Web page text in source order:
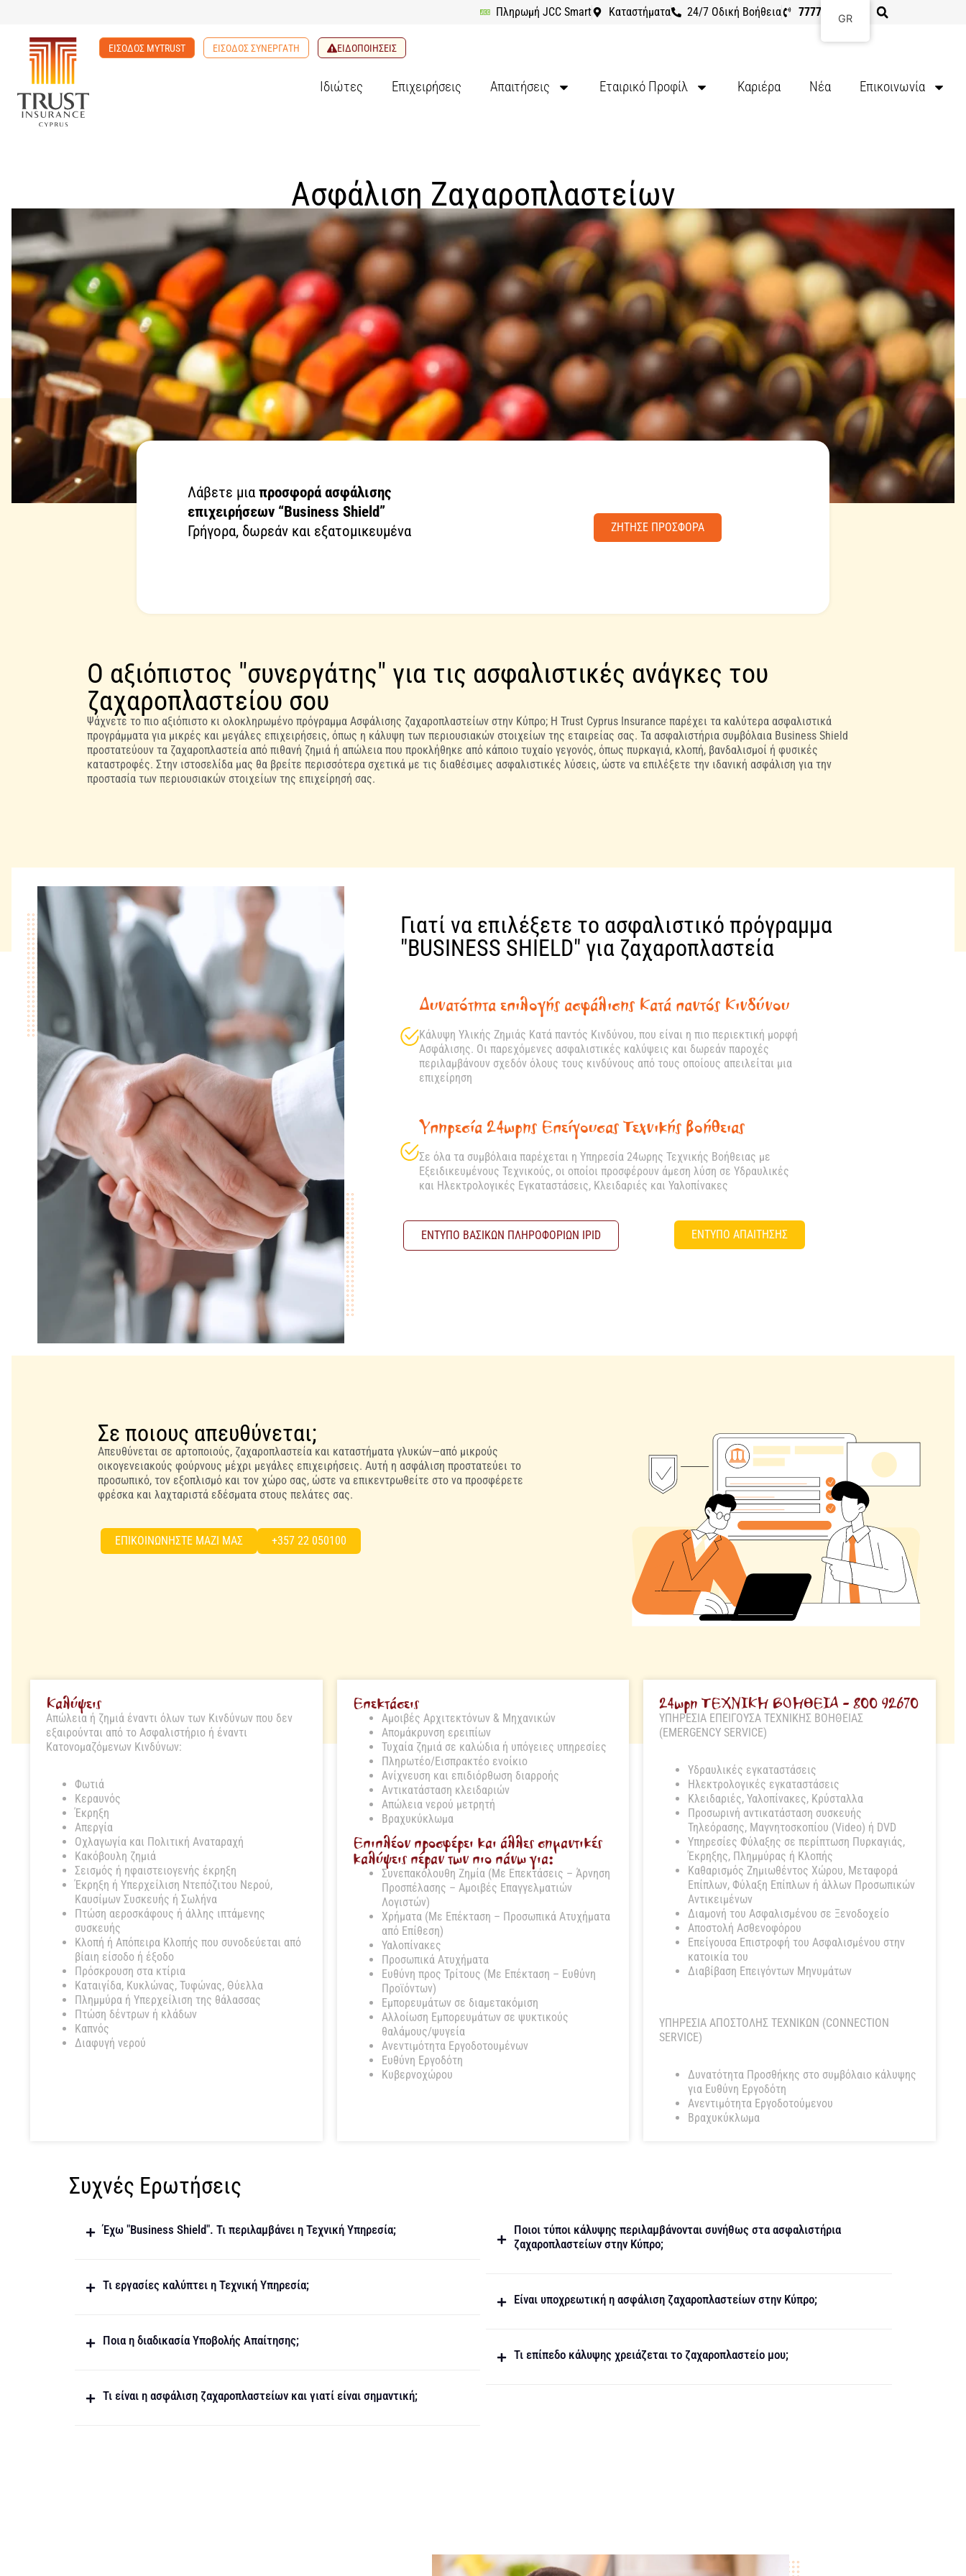
Πληρωμή JCC Smart Καταστήματα 24/7 Οδική Βοήθεια 7777 8107
ΕΙΣΟΔΟΣ MYTRUST ΕΙΣΟΔΟΣ ΣΥΝΕΡΓΑΤΗ ΕΙΔΟΠΟΙΗΣΕΙΣ
Ιδιώτες Επιχειρήσεις Απαιτήσεις Εταιρικό Προφίλ Καριέρα Νέα Επικοινωνία
Ασφάλιση Ζαχαροπλαστείων
Λάβετε μια προσφορά ασφάλισης
επιχειρήσεων “Business Shield”
Γρήγορα, δωρεάν και εξατομικευμένα
ZΗΤΗΣΕ ΠΡΟΣΦΟΡΑ
Ο αξιόπιστος "συνεργάτης" για τις ασφαλιστικές ανάγκες του
ζαχαροπλαστείου σου
Ψάχνετε το πιο αξιόπιστο κι ολοκληρωμένο πρόγραμμα Ασφάλισης ζαχαροπλαστείων στην Κύπρο; Η Trust Cyprus Insurance παρέχει τα καλύτερα ασφαλιστικά
προγράμματα για μικρές και μεγάλες επιχειρήσεις, όπως η κάλυψη των περιουσιακών στοιχείων της εταιρείας σας. Τα ασφαλιστήρια συμβόλαια Business Shield
προστατεύουν τα ζαχαροπλαστεία από πιθανή ζημιά ή απώλεια που προκλήθηκε από κάποιο τυχαίο γεγονός, όπως πυρκαγιά, κλοπή, βανδαλισμοί ή φυσικές
καταστροφές. Στην ιστοσελίδα μας θα βρείτε περισσότερα σχετικά με τις διαθέσιμες ασφαλιστικές λύσεις, ώστε να επιλέξετε την ιδανική ασφάλιση για την
προστασία των περιουσιακών στοιχείων της επιχείρησή σας.
Γιατί να επιλέξετε το ασφαλιστικό πρόγραμμα
"BUSINESS SHIELD" για ζαχαροπλαστεία
Δυνατότητα επιλογής ασφάλισης Κατά παντός Κινδύνου
Κάλυψη Υλικής Ζημιάς Κατά παντός Κινδύνου, που είναι η πιο περιεκτική μορφή
Ασφάλισης. Οι παρεχόμενες ασφαλιστικές καλύψεις και δωρεάν παροχές
περιλαμβάνουν σχεδόν όλους τους κινδύνους από τους οποίους απειλείται μια
επιχείρηση
Υπηρεσία 24ωρης Επείγουσας Τεχνικής βοήθειας
Σε όλα τα συμβόλαια παρέχεται η Υπηρεσία 24ωρης Τεχνικής Βοήθειας με
Εξειδικευμένους Τεχνικούς, οι οποίοι προσφέρουν άμεση λύση σε Υδραυλικές
και Ηλεκτρολογικές Εγκαταστάσεις, Κλειδαριές και Υαλοπίνακες
ΕΝΤΥΠΟ ΒΑΣΙΚΩΝ ΠΛΗΡΟΦΟΡΙΩΝ ΙPID ΕΝΤΥΠΟ ΑΠΑΙΤΗΣΗΣ
Σε ποιους απευθύνεται;
Απευθύνεται σε αρτοποιούς, ζαχαροπλαστεία και καταστήματα γλυκών—από μικρούς
οικογενειακούς φούρνους μέχρι μεγάλες επιχειρήσεις. Αυτή η ασφάλιση προστατεύει το
προσωπικό, τον εξοπλισμό και τον χώρο σας, ώστε να επικεντρωθείτε στο να προσφέρετε
φρέσκα και λαχταριστά εδέσματα στους πελάτες σας.
EΠΙΚΟΙΝΩΝΗΣΤΕ ΜΑΖΙ ΜΑΣ +357 22 050100
Καλύψεις
Απώλεια ή ζημιά έναντι όλων των Κινδύνων που δεν
εξαιρούνται από το Ασφαλιστήριο ή έναντι
Κατονομαζόμενων Κινδύνων:
Φωτιά
Κεραυνός
Έκρηξη
Απεργία
Οχλαγωγία και Πολιτική Αναταραχή
Κακόβουλη ζημιά
Σεισμός ή ηφαιστειογενής έκρηξη
Έκρηξη ή Υπερχείλιση Ντεπόζιτου Νερού,
Καυσίμων Συσκευής ή Σωλήνα
Πτώση αεροσκάφους ή άλλης ιπτάμενης
συσκευής
Κλοπή ή Απόπειρα Κλοπής που συνοδεύεται από
βίαιη είσοδο ή έξοδο
Πρόσκρουση στα κτίρια
Καταιγίδα, Κυκλώνας, Τυφώνας, Θύελλα
Πλημμύρα ή Υπερχείλιση της θάλασσας
Πτώση δέντρων ή κλάδων
Καπνός
Διαφυγή νερού
Επεκτάσεις
Αμοιβές Αρχιτεκτόνων & Μηχανικών
Απομάκρυνση ερειπίων
Τυχαία ζημιά σε καλώδια ή υπόγειες υπηρεσίες
Πληρωτέο/Εισπρακτέο ενοίκιο
Ανίχνευση και επιδιόρθωση διαρροής
Αντικατάσταση κλειδαριών
Απώλεια νερού μετρητή
Βραχυκύκλωμα
Επιπλέον προσφέρει και άλλες σημαντικές
καλύψεις πέραν των πιο πάνω για:
Συνεπακόλουθη Ζημία (Με Επεκτάσεις – Άρνηση
Προσπέλασης – Αμοιβές Επαγγελματιών
Λογιστών)
Χρήματα (Με Επέκταση – Προσωπικά Ατυχήματα
από Επίθεση)
Υαλοπίνακες
Προσωπικά Ατυχήματα
Ευθύνη προς Τρίτους (Με Επέκταση – Ευθύνη
Προϊόντων)
Εμπορευμάτων σε διαμετακόμιση
Αλλοίωση Εμπορευμάτων σε ψυκτικούς
θαλάμους/ψυγεία
Ανεντιμότητα Εργοδοτουμένων
Ευθύνη Εργοδότη
Κυβερνοχώρου
24ωρη ΤΕΧΝΙΚΗ ΒΟΗΘΕΙΑ - 800 92670
ΥΠΗΡΕΣΙΑ ΕΠΕΙΓΟΥΣΑ ΤΕΧΝΙΚΗΣ ΒΟΗΘΕΙΑΣ
(EMERGENCY SERVICE)
Υδραυλικές εγκαταστάσεις
Ηλεκτρολογικές εγκαταστάσεις
Κλειδαριές, Υαλοπίνακες, Κρύσταλλα
Προσωρινή αντικατάσταση συσκευής
Τηλεόρασης, Μαγνητοσκοπίου (Video) ή DVD
Υπηρεσίες Φύλαξης σε περίπτωση Πυρκαγιάς,
Έκρηξης, Πλημμύρας ή Κλοπής
Καθαρισμός Ζημιωθέντος Χώρου, Μεταφορά
Επίπλων, Φύλαξη Επίπλων ή άλλων Προσωπικών
Αντικειμένων
Διαμονή του Ασφαλισμένου σε Ξενοδοχείο
Αποστολή Ασθενοφόρου
Επείγουσα Επιστροφή του Ασφαλισμένου στην
κατοικία του
Διαβίβαση Επειγόντων Μηνυμάτων
ΥΠΗΡΕΣΙΑ ΑΠΟΣΤΟΛΗΣ ΤΕΧΝΙΚΩΝ (CONNECTION
SERVICE)
Δυνατότητα Προσθήκης στο συμβόλαιο κάλυψης
για Ευθύνη Εργοδότη
Ανεντιμότητα Εργοδοτούμενου
Βραχυκύκλωμα
Συχνές Ερωτήσεις
Έχω "Business Shield". Τι περιλαμβάνει η Τεχνική Υπηρεσία;
Τι εργασίες καλύπτει η Τεχνική Υπηρεσία;
Ποια η διαδικασία Υποβολής Απαίτησης;
Τι είναι η ασφάλιση ζαχαροπλαστείων και γιατί είναι σημαντική;
Ποιοι τύποι κάλυψης περιλαμβάνονται συνήθως στα ασφαλιστήρια
ζαχαροπλαστείων στην Κύπρο;
Είναι υποχρεωτική η ασφάλιση ζαχαροπλαστείων στην Κύπρο;
Τι επίπεδο κάλυψης χρειάζεται το ζαχαροπλαστείο μου;
GR